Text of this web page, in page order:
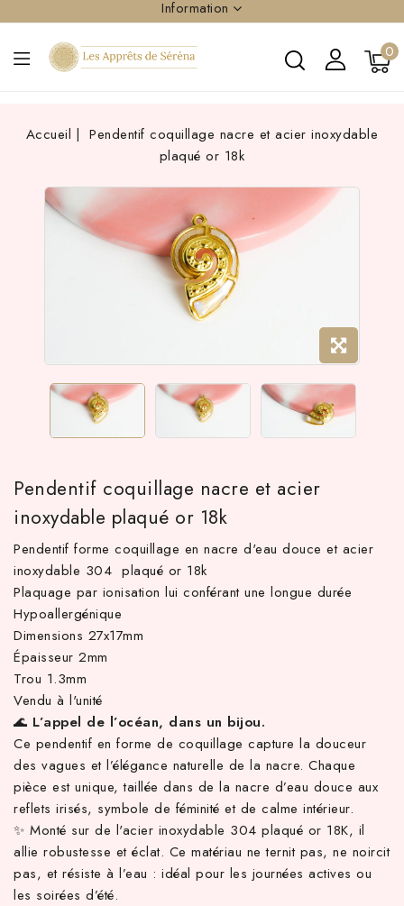
Information
0
d'achat hors frais de port en France métropolitaine ! À
Accueil
Pendentif coquillage nacre et acier inoxydable
plaqué or 18k
Pendentif coquillage nacre et acier
inoxydable plaqué or 18k
Pendentif forme coquillage en nacre d'eau douce et acier
inoxydable 304 plaqué or 18k
Plaquage par ionisation lui conférant une longue durée
Hypoallergénique
Dimensions 27x17mm
Épaisseur 2mm
Trou 1.3mm
Vendu à l'unité
🌊 L’appel de l’océan, dans un bijou.
Ce pendentif en forme de coquillage capture la douceur
des vagues et l’élégance naturelle de la nacre. Chaque
pièce est unique, taillée dans de la nacre d’eau douce aux
reflets irisés, symbole de féminité et de calme intérieur.
✨ Monté sur de l'acier inoxydable 304 plaqué or 18K, il
allie robustesse et éclat. Ce matériau ne ternit pas, ne noircit
pas, et résiste à l’eau : idéal pour les journées actives ou
les soirées d’été.